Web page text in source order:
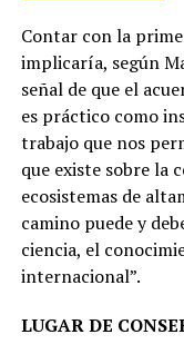
Contar con la
implicaría, según
señal de que el
es práctico como
trabajo que nos
que existe sobre la
ecosistemas de
camino puede y
ciencia, el
internacional”.
LUGAR DE